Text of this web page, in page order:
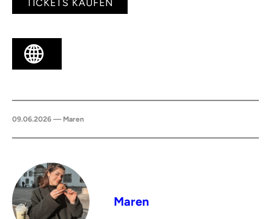
TICKETS KAUFEN
09.06.2026 — Maren
Maren